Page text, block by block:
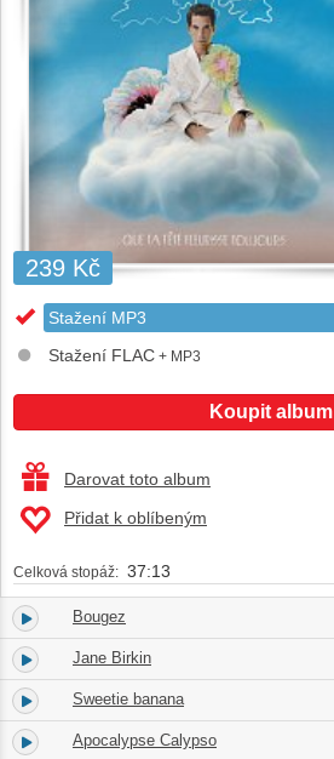
239 Kč
Stažení MP3
Stažení FLAC + MP3
Koupit album
Darovat toto album
Přidat k oblíbeným
Celková stopáž: 37:13
1. Bougez
2. Jane Birkin
3. Sweetie banana
4. Apocalypse Calypso